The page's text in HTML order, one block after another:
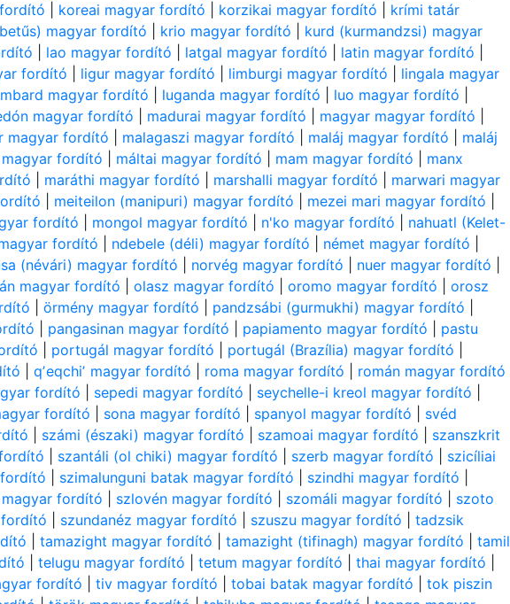
koreai magyar fordító korzikai magyar fordító
krími tatár
magyar fordító krio magyar fordító
kurd (kurmandzsi) magyar
lao magyar fordító latgal magyar fordító latin magyar fordító
fordító ligur magyar fordító limburgi magyar fordító
lingala magyar
magyar fordító luganda magyar fordító luo magyar fordító
magyar fordító madurai magyar fordító magyar magyar fordító
magyar fordító malagaszi magyar fordító maláj magyar fordító
maláj
magyar fordító máltai magyar fordító mam magyar fordító
manx
maráthi magyar fordító marshalli magyar fordító
marwari magyar
meiteilon (manipuri) magyar fordító mezei mari magyar fordító
fordító mongol magyar fordító n'ko magyar fordító
nahuatl (Kelet-
fordító ndebele (déli) magyar fordító német magyar fordító
(névári) magyar fordító norvég magyar fordító nuer magyar fordító
magyar fordító |olasz magyar fordító |oromo magyar fordító |orosz
|örmény magyar fordító pandzsábi (gurmukhi) magyar fordító
pangasinan magyar fordító papiamento magyar fordító
pastu
portugál magyar fordító portugál (Brazília) magyar fordító
|qʼeqchiʼ magyar fordító roma magyar fordító
román magyar fordító
fordító sepedi magyar fordító seychelle-i kreol magyar fordító
fordító sona magyar fordító spanyol magyar fordító
svéd
számi (északi) magyar fordító szamoai magyar fordító
szanszkrit
szantáli (ol chiki) magyar fordító szerb magyar fordító
szicíliai
szimalunguni batak magyar fordító szindhi magyar fordító
fordító szlovén magyar fordító szomáli magyar fordító
szoto
szundanéz magyar fordító szuszu magyar fordító |tadzsik
|tamazight magyar fordító |tamazight (tifinagh) magyar fordító |tamil
|telugu magyar fordító |tetum magyar fordító |thai magyar fordító
fordító |tiv magyar fordító |tobai batak magyar fordító |tok piszin